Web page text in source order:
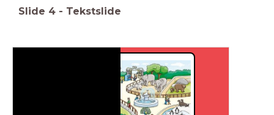
Slide 4 - Tekstslide